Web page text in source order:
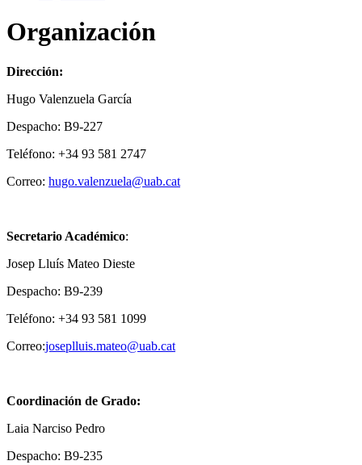
Organización
Dirección:
Hugo Valenzuela García
Despacho: B9-227
Teléfono: +34 93 581 2747
Correo: hugo.valenzuela@uab.cat
Secretario Académico:
Josep Lluís Mateo Dieste
Despacho: B9-239
Teléfono: +34 93 581 1099
Correo:joseplluis.mateo@uab.cat
Coordinación de Grado:
Laia Narciso Pedro
Despacho: B9-235